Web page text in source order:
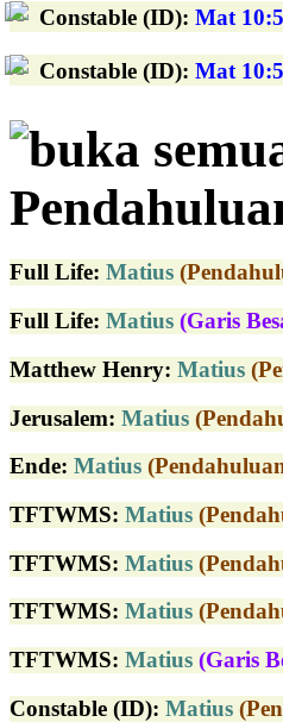
Constable (ID): Mat
Constable (ID): Mat
buka
Full Life: Matius
Full Life: Matius (Garis
Matthew Henry: Matius
Jerusalem: Matius
Ende: Matius
TFTWMS: Matius
TFTWMS: Matius
TFTWMS: Matius
TFTWMS: Matius (Garis
Constable (ID): Matius